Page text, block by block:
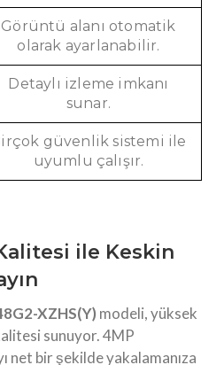
Görüntü alanı otomatik
olarak ayarlanabilir.
Detaylı izleme imkanı
sunar.
güvenlik sistemi ile
uyumlu çalışır.
ile Keskin
XZHS(Y) modeli, yüksek
sunuyor. 4MP
net bir şekilde yakalamanıza